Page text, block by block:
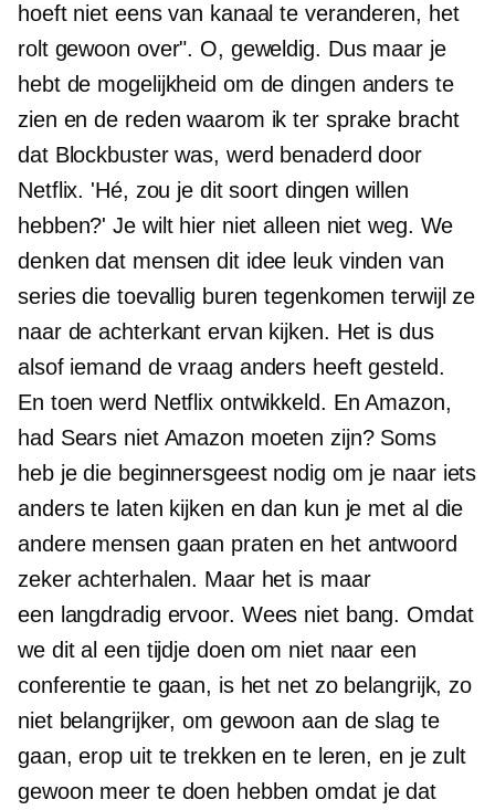
hoeft niet eens van kanaal te veranderen, het
rolt gewoon over". O, geweldig. Dus maar je
hebt de mogelijkheid om de dingen anders te
zien en de reden waarom ik ter sprake bracht
dat Blockbuster was, werd benaderd door
Netflix. 'Hé, zou je dit soort dingen willen
hebben?' Je wilt hier niet alleen niet weg. We
denken dat mensen dit idee leuk vinden van
series die toevallig buren tegenkomen terwijl ze
naar de achterkant ervan kijken. Het is dus
alsof iemand de vraag anders heeft gesteld.
En toen werd Netflix ontwikkeld. En Amazon,
had Sears niet Amazon moeten zijn? Soms
heb je die beginnersgeest nodig om je naar iets
anders te laten kijken en dan kun je met al die
andere mensen gaan praten en het antwoord
zeker achterhalen. Maar het is maar
een langdradig ervoor. Wees niet bang. Omdat
we dit al een tijdje doen om niet naar een
conferentie te gaan, is het net zo belangrijk, zo
niet belangrijker, om gewoon aan de slag te
gaan, erop uit te trekken en te leren, en je zult
gewoon meer te doen hebben omdat je dat